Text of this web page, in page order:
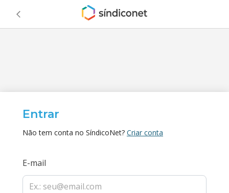
Entrar
Não tem conta no SíndicoNet? Criar conta
E-mail